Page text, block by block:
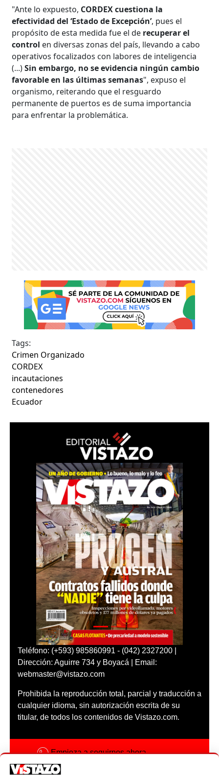
"Ante lo expuesto, CORDEX cuestiona la
efectividad del ‘Estado de Excepción’, pues el
propósito de esta medida fue el de recuperar el
control en diversas zonas del país, llevando a cabo
operativos focalizados con labores de inteligencia
(...)Sin embargo, no se evidencia ningún cambio
favorable en las últimas semanas", expuso el
organismo, reiterando que el resguardo
permanente de puertos es de suma importancia
para enfrentar la problemática.
Tags:
Crimen Organizado
CORDEX
incautaciones
contenedores
Ecuador
Teléfono: (+593) 985860991 - (042) 2327200 |
Dirección: Aguirre 734 y Boyacá | Email:
webmaster@vistazo.com
Prohibida la reproducción total, parcial y traducción a
cualquier idioma, sin autorización escrita de su
titular, de todos los contenidos de Vistazo.com.
Empieza a seguirnos ahora